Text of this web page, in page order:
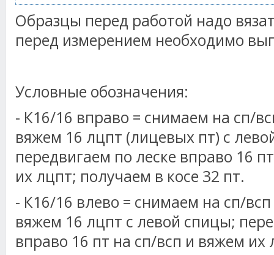
Образцы перед работой надо
перед измерением необходимо
Условные обозначения:
- К16/16 вправо = снимаем на сп/
вяжем 16 лцпт (лицевых пт) с
передвигаем по леске вправо 16
их лцпт; получаем в косе 32 пт.
- К16/16 влево = снимаем на сп/
вяжем 16 лцпт с левой спицы;
вправо 16 пт на сп/всп и вяжем их